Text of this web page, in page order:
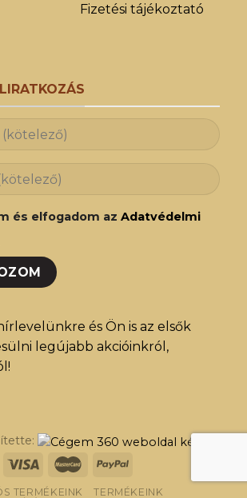
Fizetési tájékoztató
és elfogadom az Adatvédelmi
és Ön is az elsők
legújabb akcióinkról,
TERMÉKEINK
TERMÉKEINK